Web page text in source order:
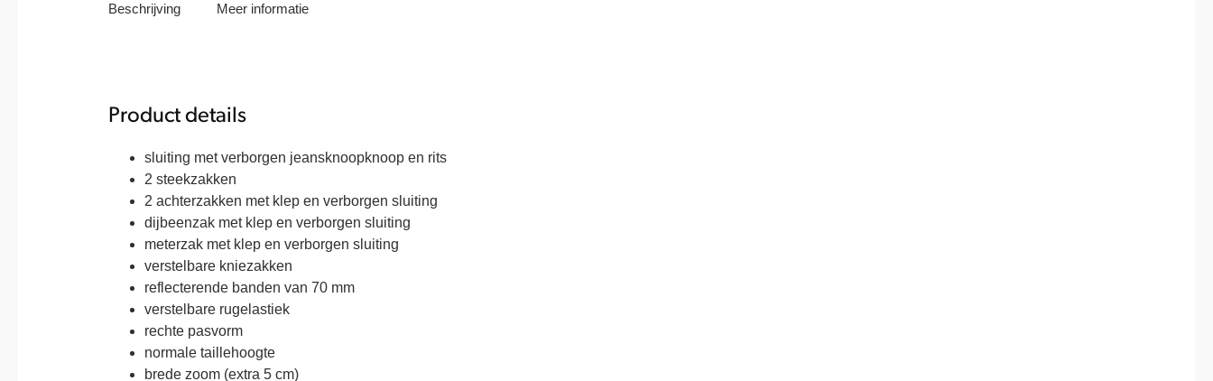
Beschrijving Meer informatie
Product details
sluiting met verborgen jeansknoopknoop en rits
2 steekzakken
2 achterzakken met klep en verborgen sluiting
dijbeenzak met klep en verborgen sluiting
meterzak met klep en verborgen sluiting
verstelbare kniezakken
reflecterende banden van 70 mm
verstelbare rugelastiek
rechte pasvorm
normale taillehoogte
brede zoom (extra 5 cm)